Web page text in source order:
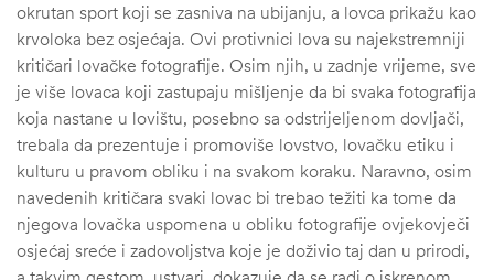
okrutan sport koji se zasniva na ubijanju, a lovca prikažu kao
krvoloka bez osjećaja. Ovi protivnici lova su najekstremniji
kritičari lovačke fotografije. Osim njih, u zadnje vrijeme, sve
je više lovaca koji zastupaju mišljenje da bi svaka fotografija
koja nastane u lovištu, posebno sa odstrijeljenom dovljači,
trebala da prezentuje i promoviše lovstvo, lovačku etiku i
kulturu u pravom obliku i na svakom koraku. Naravno, osim
navedenih kritičara svaki lovac bi trebao težiti ka tome da
njegova lovačka uspomena u obliku fotografije ovjekovječi
osjećaj sreće i zadovoljstva koje je doživio taj dan u prirodi,